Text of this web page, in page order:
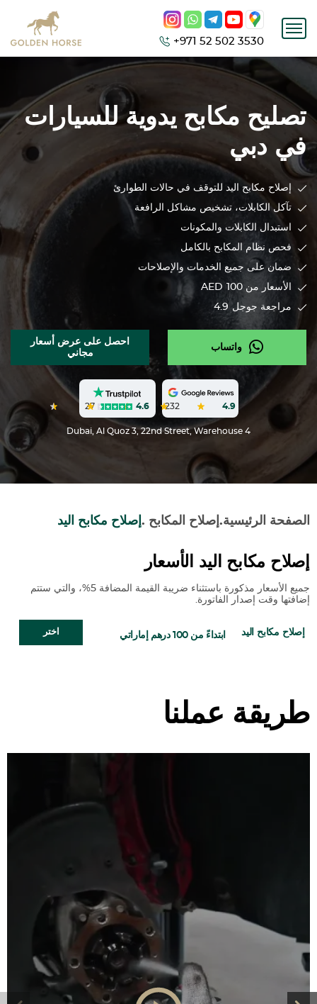
+971 52 502 3530
تصليح مكابح يدوية للسيارات
في دبي
إصلاح مكابح اليد للتوقف في حالات الطوارئ
تآكل الكابلات، تشخيص مشاكل الرافعة
استبدال الكابلات والمكونات
فحص نظام المكابح بالكامل
ضمان على جميع الخدمات والإصلاحات
الأسعار من 100
AED
مراجعة جوجل 4.9
واتساب
احصل على عرض أسعار
مجاني
4.9
232
4.6
27
Dubai, Al Quoz 3, 22nd Street, Warehouse 4
الصفحة الرئيسية. إصلاح المكابح . إصلاح مكابح اليد
إصلاح مكابح اليد الأسعار
جميع الأسعار مذكورة باستثناء ضريبة القيمة المضافة 5%، والتي ستتم
إضافتها وقت إصدار الفاتورة.
إصلاح مكابح اليد ابتداءً من 100 درهم إماراتي اختر
طريقة عملنا